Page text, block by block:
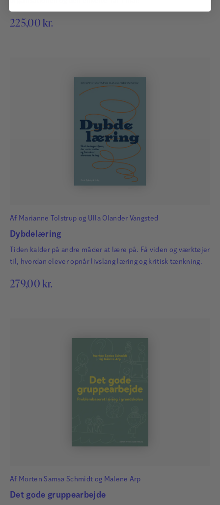
225,00 kr.
Af Marianne Tolstrup og Ulla Olander Vangsted
Dybdelæring
Tiden kalder på andre måder at lære på. Få viden og værktøjer
til, hvordan elever opnår livslang læring og kritisk tænkning.
279,00 kr.
Af Morten Samsø Schmidt og Malene Arp
Det gode gruppearbejde